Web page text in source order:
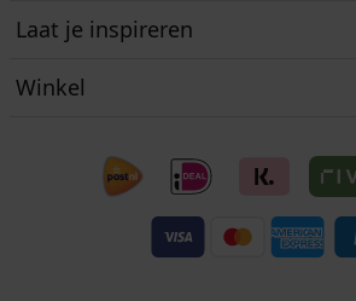
Laat je inspireren
Winkel